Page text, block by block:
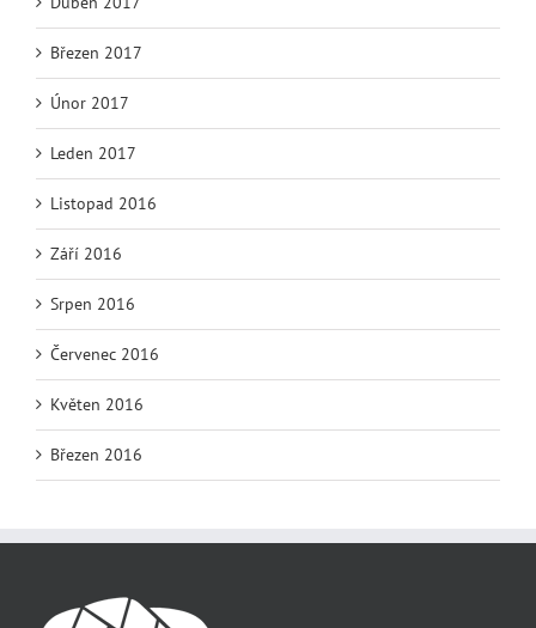
Březen 2017
Únor 2017
Leden 2017
Listopad 2016
Září 2016
Srpen 2016
Červenec 2016
Květen 2016
Březen 2016